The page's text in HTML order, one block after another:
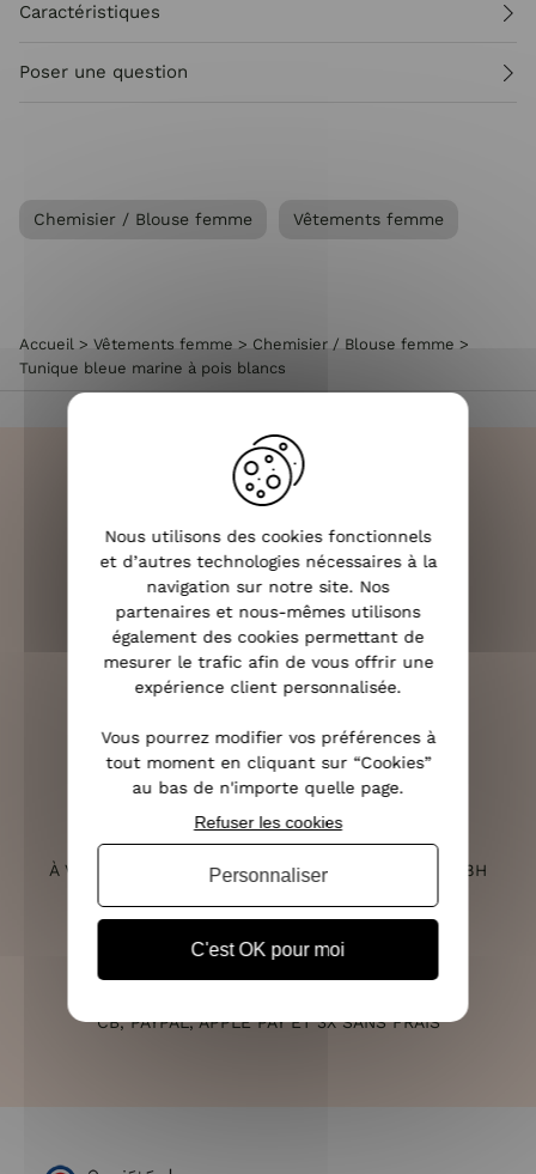
Caractéristiques
Poser une question
Chemisier / Blouse femme Vêtements femme
Accueil > Vêtements femme > Chemisier / Blouse femme >
Tunique bleue marine à pois blancs
LIVRAISON RAPIDE
OFFERTE DÈS 70€
RETOURS SOUS 14 JOURS
SERVICE CLIENT
À VOTRE ÉCOUTE DU LUNDI AU SAMEDI DE 10H À 18H
CB, PAYPAL, APPLE PAY ET 3X SANS FRAIS
Nous utilisons des cookies fonctionnels
et d’autres technologies nécessaires à la
navigation sur notre site. Nos
partenaires et nous-mêmes utilisons
également des cookies permettant de
mesurer le trafic afin de vous offrir une
expérience client personnalisée.
Vous pourrez modifier vos préférences à
tout moment en cliquant sur “Cookies”
au bas de n'importe quelle page.
C'est OK pour moi
Refuser les cookies
Personnaliser